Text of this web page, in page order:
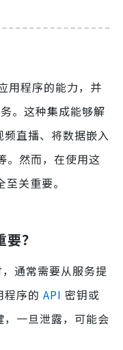
用程序的能力，并
。这种集成能够解
频直播、将数据嵌入
。然而，在使用这
至关重要。
？
通常需要从服务提
程序的 API 密钥或
一旦泄露，可能会